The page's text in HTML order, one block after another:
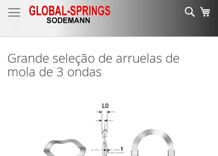
para
Grande seleção de arruelas de
mola de 3 ondas